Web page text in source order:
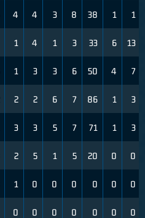
4 4 3 8 38 1 1
1 4 1 3 33 6 13
1 3 3 6 50 4 7
2 2 6 7 86 1 3
3 3 5 7 71 1 3
2 5 1 5 20 0 0
1 0 0 0 0 0 0
0 0 0 0 0 0 0